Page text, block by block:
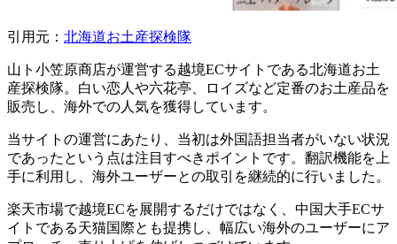
引用元： 北海道お土産探検隊
山ト小笠原商店が運営する越境ECサイトである北海道お土
産探検隊。白い恋人や六花亭、ロイズなど定番のお土産品を
販売し、海外での人気を獲得しています。
当サイトの運営にあたり、当初は外国語担当者がいない状況
であったという点は注目すべきポイントです。翻訳機能を上
手に利用し、海外ユーザーとの取引を継続的に行いました。
楽天市場で越境ECを展開するだけではなく、中国大手ECサ
イトである天猫国際とも提携し、幅広い海外のユーザーにア